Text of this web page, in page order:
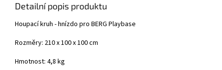
Detailní popis produktu
Houpací kruh - hnízdo pro BERG Playbase
Rozměry: 210 x 100 x 100 cm
Hmotnost: 4,8 kg